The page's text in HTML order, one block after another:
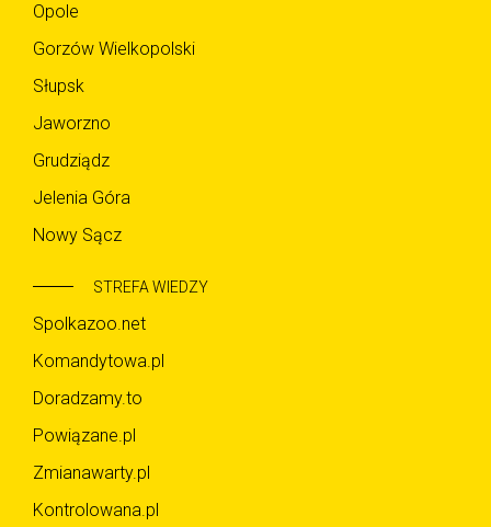
Opole
Gorzów Wielkopolski
Słupsk
Jaworzno
Grudziądz
Jelenia Góra
Nowy Sącz
STREFA WIEDZY
Spolkazoo.net
Komandytowa.pl
Doradzamy.to
Powiązane.pl
Zmianawarty.pl
Kontrolowana.pl